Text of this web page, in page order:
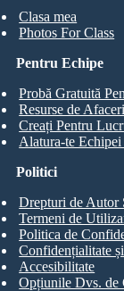
Clasa mea
Photos For Class
Pentru Echipe
Probă Gratuită
Resurse de Afaceri
Creați Pentru
Alatura-te
Politici
Drepturi de Autor
Termeni de
Politica de
Confidențialitate
Accesibilitate
Opțiunile Dvs. de